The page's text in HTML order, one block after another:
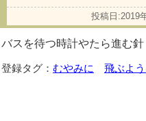
投稿日
バスを待つ時計やたら進む針
登録タグ： むやみに 飛ぶよう